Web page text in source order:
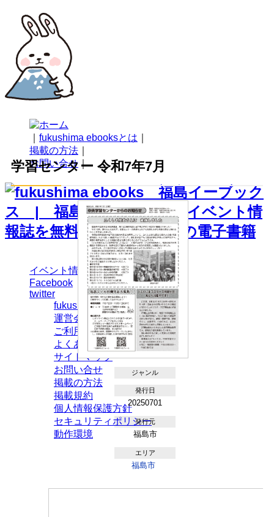
fukushima ebooksとは
掲載の方法
お問い合せ ｜
イベント情報
Facebook
twitter
fukushima ebooksとは
運営会社
ご利用ガイド
よくある質問
サイトマップ
お問い合せ
掲載の方法
掲載規約
個人情報保護方針
セキュリティポリシー
動作環境
学習センター 令和7年7月
ジャンル
発行日
20250701
発行元
福島市
エリア
福島市